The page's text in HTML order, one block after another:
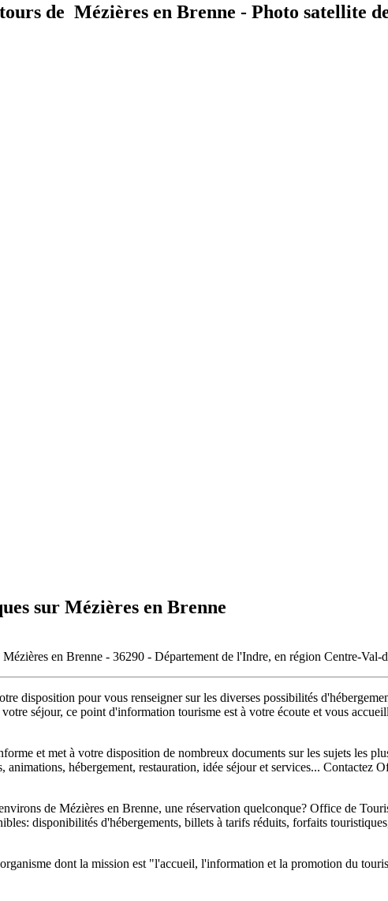
de Mézières en Brenne - Photo satellite
sur Mézières en Brenne
en Brenne - 36290 - Département de l'Indre, en région Centre-Val-
disposition pour vous renseigner sur les diverses possibilités
séjour, ce point d'information tourisme est à votre écoute et vous
et met à votre disposition de nombreux documents sur les sujets les
animations, hébergement, restauration, idée séjour et services... Contactez
de Mézières en Brenne, une réservation quelconque? Office de
disponibilités d'hébergements, billets à tarifs réduits, forfaits
dont la mission est "l'accueil, l'information et la promotion du